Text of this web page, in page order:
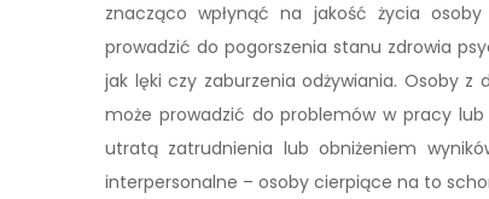
znacząco wpłynąć na jakość życia
prowadzić do pogorszenia stanu zdrowia
jak lęki czy zaburzenia odżywiania. Osoby
może prowadzić do problemów w pracy
utratą zatrudnienia lub obniżeniem
interpersonalne – osoby cierpiące na to